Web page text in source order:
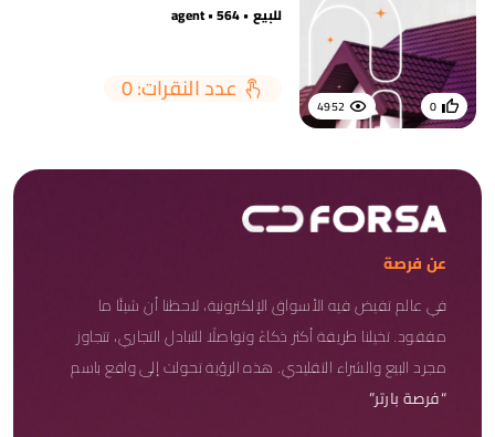
4952 0
للبيع • agent • 564
عدد النقرات: 0
عن فرصة
في عالم تفيض فيه الأسواق الإلكترونية، لاحظنا أن شيئًا ما
مفقود. تخيلنا طريقة أكثر ذكاءً وتواصلًا للتبادل التجاري، تتجاوز
مجرد البيع والشراء التقليدي. هذه الرؤية تحولت إلى واقع باسم
“فرصة بارتر”